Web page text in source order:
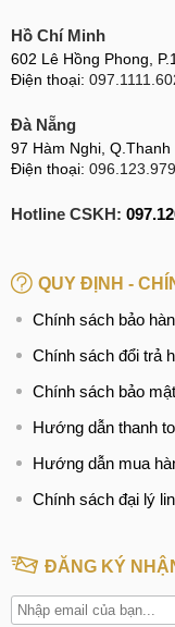
Hồ Chí Minh
602 Lê Hồng Phong,
Điện thoại:
Đà Nẵng
97 Hàm Nghi, Q.Thanh
Điện thoại:
Hotline CSKH:
QUY ĐỊNH -
Chính sách bảo
Chính sách đổi trả
Chính sách bảo
Hướng dẫn thanh
Hướng dẫn mua
Chính sách đại lý
ĐĂNG KÝ